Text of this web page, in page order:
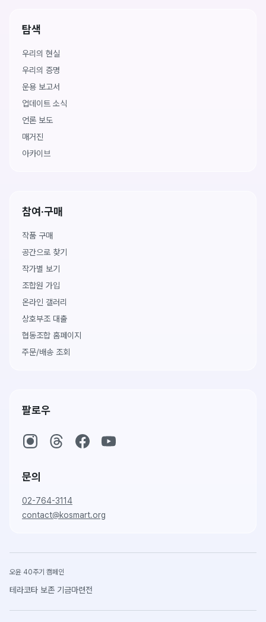
탐색
우리의 현실
우리의 증명
운용 보고서
업데이트 소식
언론 보도
매거진
아카이브
참여·구매
작품 구매
공간으로 찾기
작가별 보기
조합원 가입
온라인 갤러리
상호부조 대출
협동조합 홈페이지
주문/배송 조회
팔로우
문의
02-764-3114
contact@kosmart.org
오윤 40주기 캠페인
테라코타 보존 기금마련전